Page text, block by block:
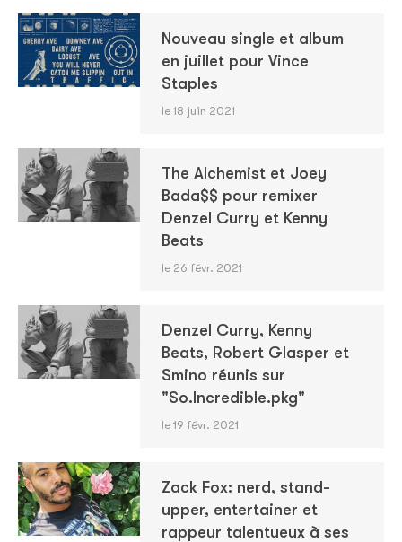
Nouveau single et album
en juillet pour Vince
Staples
le 18 juin 2021
The Alchemist et Joey
Bada$$ pour remixer
Denzel Curry et Kenny
Beats
le 26 févr. 2021
Denzel Curry, Kenny
Beats, Robert Glasper et
Smino réunis sur
"So.Incredible.pkg"
le 19 févr. 2021
Zack Fox: nerd, stand-
upper, entertainer et
rappeur talentueux à ses